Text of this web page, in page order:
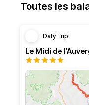
Toutes les
Dafy Trip
Le Midi de